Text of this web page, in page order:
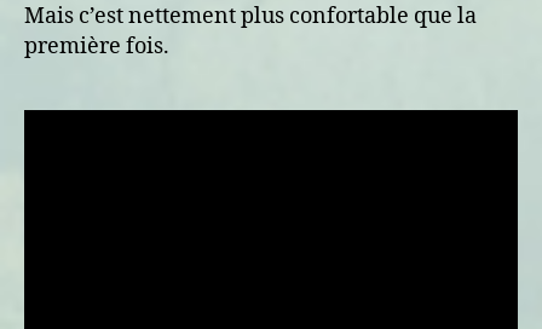
Mais c’est nettement plus confortable que la
première fois.